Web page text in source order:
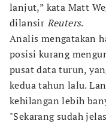
lanjut,” kata Matt
dilansir Reuters.
Analis mengatakan
posisi kurang
pusat data turun,
kedua tahun lalu.
kehilangan lebih
"Sekarang sudah